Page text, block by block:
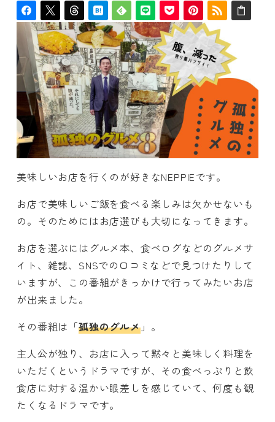
美味しいお店を行くのが好きなNEPPIEです。
お店で美味しいご飯を食べる楽しみは欠かせないも
の。そのためにはお店選びも大切になってきます。
お店を選ぶにはグルメ本、食べログなどのグルメサ
イト、雑誌、SNSでの口コミなどで見つけたりして
いますが、この番組がきっかけで行ってみたいお店
が出来ました。
その番組は「孤独のグルメ」。
主人公が独り、お店に入って黙々と美味しく料理を
いただくというドラマですが、その食べっぷりと飲
食店に対する温かい眼差しを感じていて、何度も観
たくなるドラマです。